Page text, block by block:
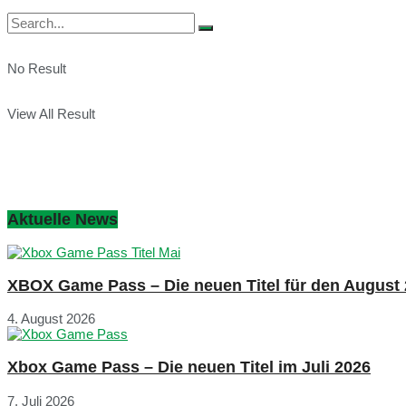
No Result
View All Result
Aktuelle News
XBOX Game Pass – Die neuen Titel für den August
4. August 2026
Xbox Game Pass – Die neuen Titel im Juli 2026
7. Juli 2026